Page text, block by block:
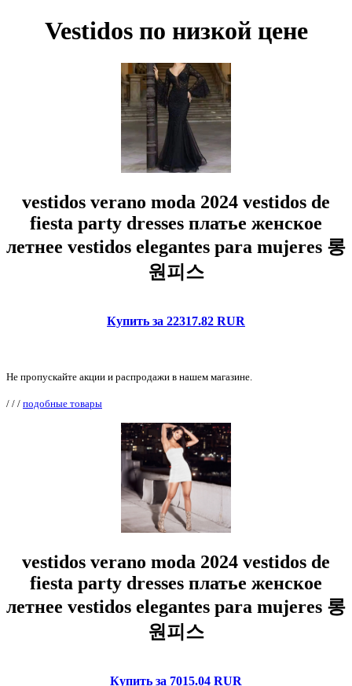
Vestidos по низкой цене
vestidos verano moda 2024 vestidos de
fiesta party dresses платье женское
летнее vestidos elegantes para mujeres 롱
원피스
Купить за 22317.82 RUR
Не пропускайте акции и распродажи в нашем магазине.
/ / / подобные товары
vestidos verano moda 2024 vestidos de
fiesta party dresses платье женское
летнее vestidos elegantes para mujeres 롱
원피스
Купить за 7015.04 RUR